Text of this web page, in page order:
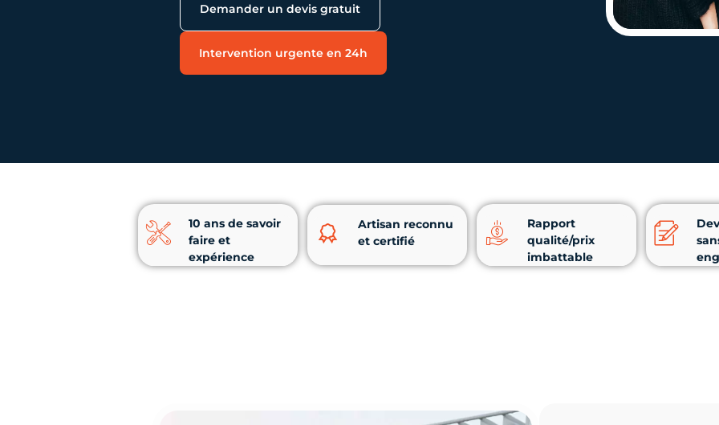
Demander un devis gratuit
Intervention urgente en 24h
10 ans de savoir
faire et
expérience
Artisan reconnu
et certifié
Rapport
qualité/prix
imbattable